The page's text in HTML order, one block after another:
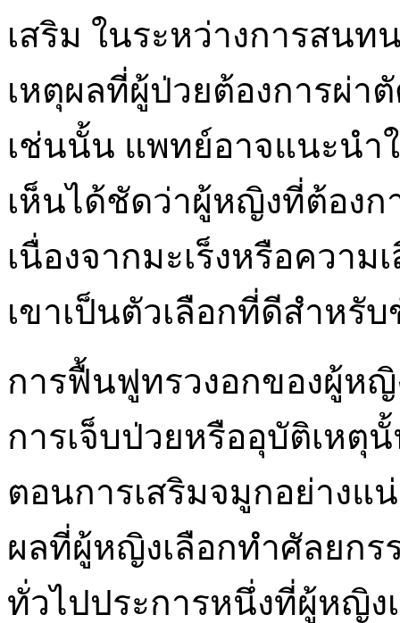
เสริม ในระหว่างการสน
เหตุผลที่ผู้ป่วยต้องการผ่า
เช่นนั้น แพทย์อาจแนะน
เห็นได้ชัดว่าผู้หญิงที่ต้องก
เนื่องจากมะเร็งหรือควา
เขาเป็นตัวเลือกที่ดีสำหรั
การฟื้นฟูทรวงอกของผู้หญิ
การเจ็บป่วยหรืออุบัติเหตุ
ตอนการเสริมจมูกอย่างแ
ผลที่ผู้หญิงเลือกทำศัลยกร
ทั่วไปประการหนึ่งที่ผู้หญิง